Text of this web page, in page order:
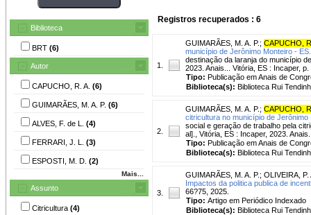
Biblioteca
BRT (6)
Autor
CAPUCHO, R. A. (6)
GUIMARÃES, M. A. P. (6)
ALVES, F. de L. (4)
FERRARI, J. L. (3)
ESPOSTI, M. D. (2)
Mais...
Assunto
Citricultura (4)
Registros recuperados : 6
1.
GUIMARÃES, M. A. P. ; CAPUCHO,
município de Jerônimo Monteiro - ES.
destinação da laranja do município
2023. Anais... Vitória, ES : Incaper,
Tipo: Publicação em Anais de
Biblioteca(s): Biblioteca Rui
2.
GUIMARÃES, M. A. P. ; CAPUCHO,
citricultura no município de Jerônimo
social e geração de trabalho pela
al]., Vitória, ES : Incaper, 2023.
Tipo: Publicação em Anais de
Biblioteca(s): Biblioteca Rui
3.
GUIMARÃES, M. A. P. ; OLIVEIRA, P.
Impactos da politica publica de
66?75, 2025.
Tipo: Artigo em Periódico Indexado
Biblioteca(s): Biblioteca Rui